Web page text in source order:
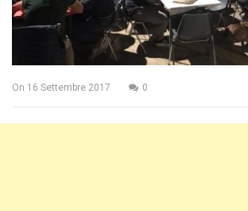
On 16 Settembre 2017 0